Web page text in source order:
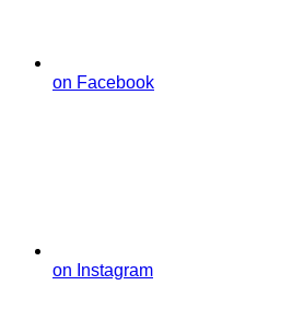
on Facebook
on Instagram